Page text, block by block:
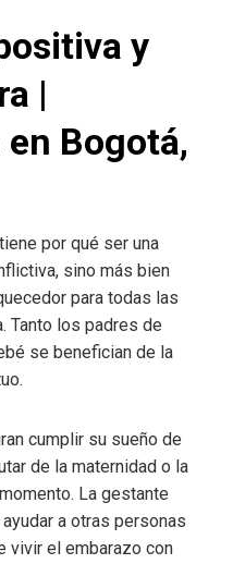
y
|
Bogotá,
por qué ser una
sino más bien
para todas las
Tanto los padres de
se benefician de la
cumplir su sueño de
de la maternidad o la
La gestante
a otras personas
vivir el embarazo con